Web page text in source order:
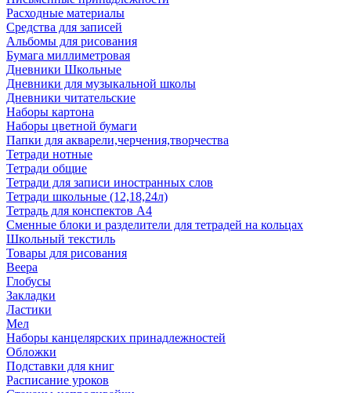
Расходные материалы
Средства для записей
Альбомы для рисования
Бумага миллиметровая
Дневники Школьные
Дневники для музыкальной школы
Дневники читательские
Наборы картона
Наборы цветной бумаги
Папки для акварели,черчения,творчества
Тетради нотные
Тетради общие
Тетради для записи иностранных слов
Тетради школьные (12,18,24л)
Тетрадь для конспектов А4
Сменные блоки и разделители для тетрадей на кольцах
Школьный текстиль
Товары для рисования
Веера
Глобусы
Закладки
Ластики
Мел
Наборы канцелярских принадлежностей
Обложки
Подставки для книг
Расписание уроков